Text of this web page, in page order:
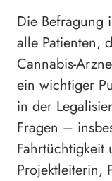
Die Befragung
alle Patienten,
Cannabis-
ein wichtiger
in der
Fragen –
Projektleiterin,